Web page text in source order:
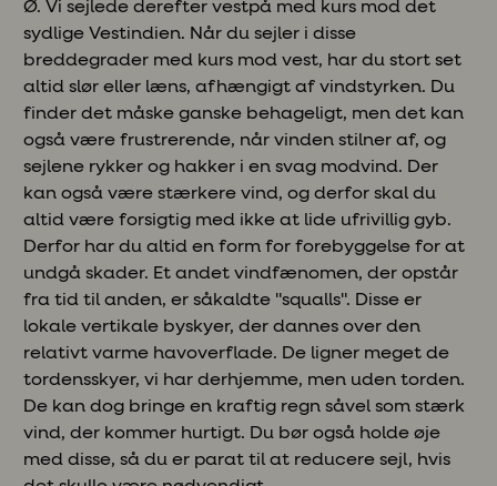
Ø. Vi sejlede derefter vestpå med kurs mod det
sydlige Vestindien. Når du sejler i disse
breddegrader med kurs mod vest, har du stort set
altid slør eller læns, afhængigt af vindstyrken. Du
finder det måske ganske behageligt, men det kan
også være frustrerende, når vinden stilner af, og
sejlene rykker og hakker i en svag modvind. Der
kan også være stærkere vind, og derfor skal du
altid være forsigtig med ikke at lide ufrivillig gyb.
Derfor har du altid en form for forebyggelse for at
undgå skader. Et andet vindfænomen, der opstår
fra tid til anden, er såkaldte "squalls". Disse er
lokale vertikale byskyer, der dannes over den
relativt varme havoverflade. De ligner meget de
tordensskyer, vi har derhjemme, men uden torden.
De kan dog bringe en kraftig regn såvel som stærk
vind, der kommer hurtigt. Du bør også holde øje
med disse, så du er parat til at reducere sejl, hvis